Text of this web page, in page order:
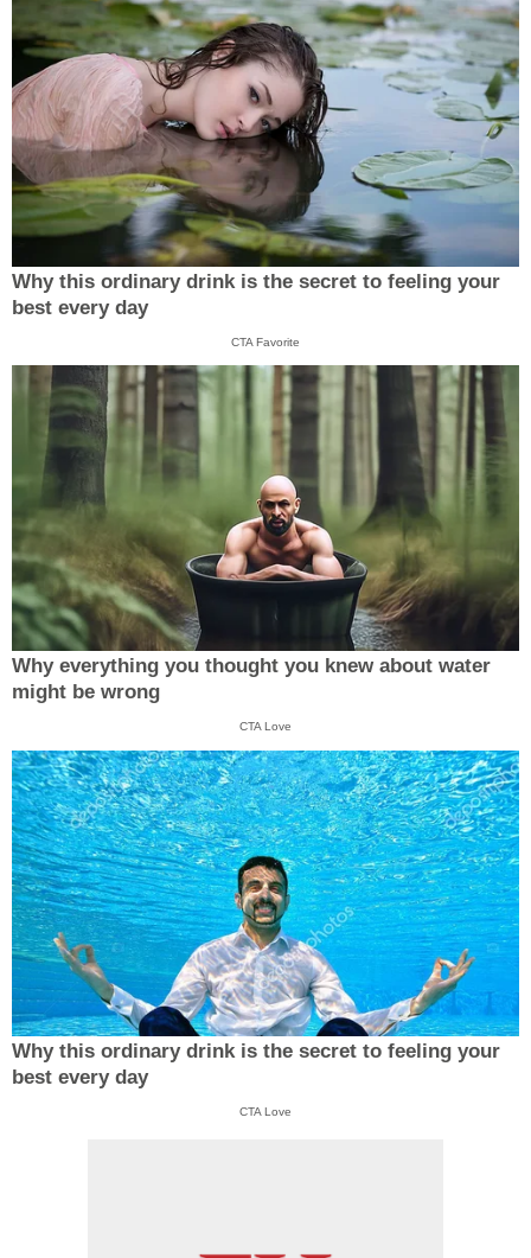
Why this ordinary drink is the secret to feeling your
best every day
CTA Favorite
Why everything you thought you knew about water
might be wrong
CTA Love
Why this ordinary drink is the secret to feeling your
best every day
CTA Love